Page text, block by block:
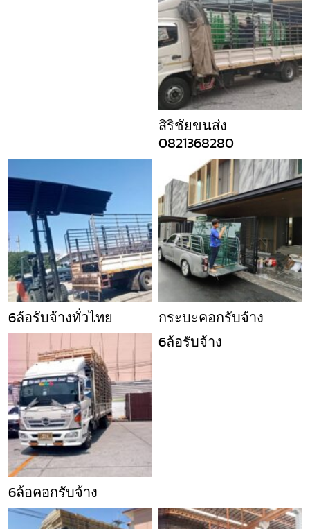
สิริชัยขนส่ง
0821368280
6ล้อรับจ้างทั่วไทย กระบะคอกรับจ้าง
6ล้อคอกรับจ้าง
6ล้อรับจ้าง